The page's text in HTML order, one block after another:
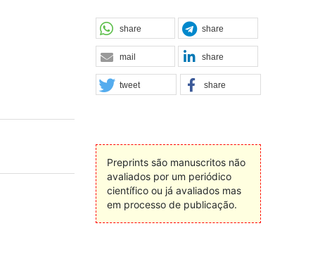
share share
mail share
tweet share
Preprints são manuscritos não
avaliados por um periódico
científico ou já avaliados mas
em processo de publicação.